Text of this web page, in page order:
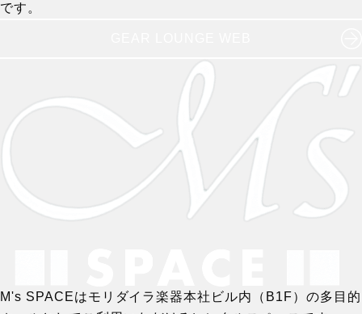
です。
M's SPACEはモリダイラ楽器本社ビル内（B1F）の多目的